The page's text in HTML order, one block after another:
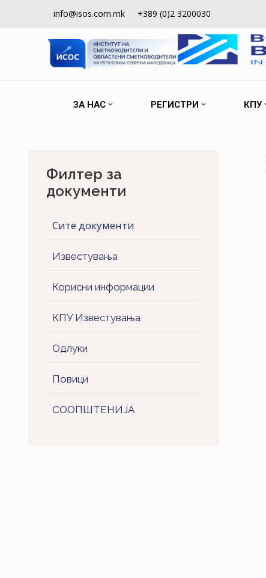
info@isos.com.mk +389 (0)2 3200030
ЗА НАС РЕГИСТРИ КПУ
Филтер за
документи
Сите документи
Известувања
Корисни информации
КПУ Известувања
Одлуки
Повици
СООПШТЕНИJA